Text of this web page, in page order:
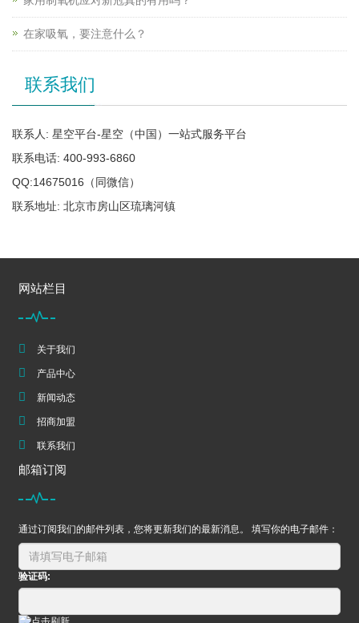
在家吸氧，要注意什么？
联系我们
联系人: 星空平台-星空（中国）一站式服务平台
联系电话: 400-993-6860
QQ:14675016（同微信）
联系地址: 北京市房山区琉璃河镇
网站栏目
关于我们
产品中心
新闻动态
招商加盟
联系我们
邮箱订阅
通过订阅我们的邮件列表，您将更新我们的最新消息。 填写你的电子邮件：
验证码: